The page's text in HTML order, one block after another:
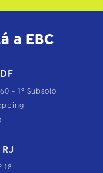
a EBC
- 1º Subsolo
18